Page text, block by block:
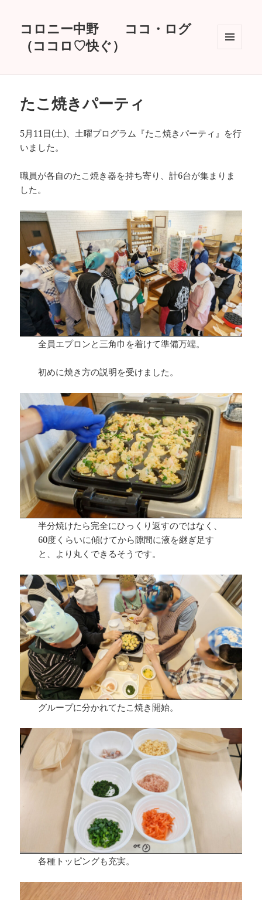
コロニー中野 ココ・ログ
（ココロ♡快ぐ）
ィジェ
たこ焼きパーティ
5月11日(土)、土曜プログラム『たこ焼きパーティ』を行
いました。
職員が各自のたこ焼き器を持ち寄り、計6台が集まりま
した。
全員エプロンと三角巾を着けて準備万端。
初めに焼き方の説明を受けました。
半分焼けたら完全にひっくり返すのではなく、
60度くらいに傾けてから隙間に液を継ぎ足す
と、より丸くできるそうです。
グループに分かれてたこ焼き開始。
各種トッピングも充実。